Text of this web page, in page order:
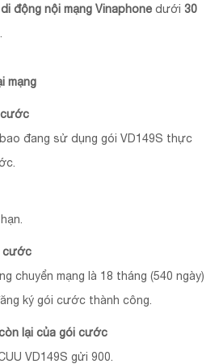
di động nội mạng Vinaphone dưới 30
mạng
cước
đang sử dụng gói VD149S thực
cước
chuyển mạng là 18 tháng (540 ngày)
ký gói cước thành công.
lại của gói cước
VD149S gửi 900.